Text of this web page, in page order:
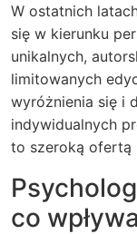
W ostatnich
się w kierunku
unikalnych,
limitowanych
wyróżnienia się i
indywidualnych
to szeroką ofertą
co